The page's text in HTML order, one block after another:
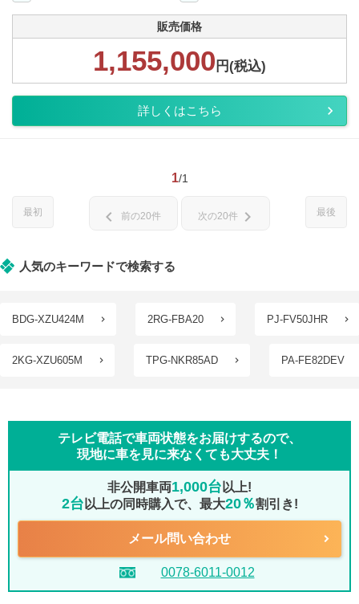
販売価格
1,155,000 円(税込)
詳しくはこちら
1/1
最初 最後
chevron_left 前の20件 次の20件 chevron_right
人気のキーワードで検索する
BDG-XZU424M 2RG-FBA20 PJ-FV50JHR
2KG-XZU605M TPG-NKR85AD PA-FE82DEV
テレビ電話で車両状態をお届けするので、
現地に車を見に来なくても大丈夫！
非公開車両1,000台 以上!
2台 以上の同時購入で、最大20％割引き!
メール問い合わせ
0078-6011-0012